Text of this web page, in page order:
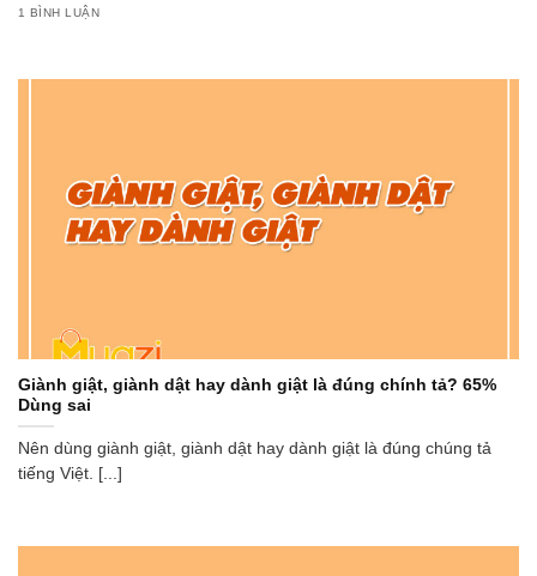
1 BÌNH LUẬN
Giành giật, giành dật hay dành giật là đúng chính tả? 65%
Dùng sai
Nên dùng giành giật, giành dật hay dành giật là đúng chúng tả
tiếng Việt. [...]